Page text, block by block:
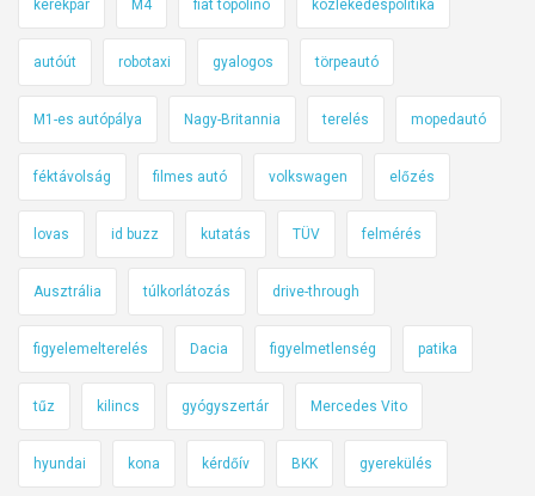
kerékpár M4 fiat topolino közlekedéspolitika
autóút robotaxi gyalogos törpeautó
M1-es autópálya Nagy-Britannia terelés mopedautó
féktávolság filmes autó volkswagen előzés
lovas id buzz kutatás TÜV felmérés
Ausztrália túlkorlátozás drive-through
figyelemelterelés Dacia figyelmetlenség patika
tűz kilincs gyógyszertár Mercedes Vito
hyundai kona kérdőív BKK gyerekülés